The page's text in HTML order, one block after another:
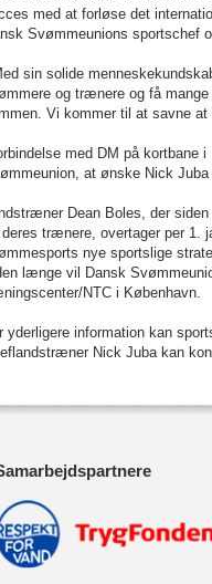
med at forløse det
Svømmeunions sportschef
sin solide
og trænere og få
Vi kommer til at savne
med DM på
at ønske Nick
Dean Boles, der
trænere, overtager per 1.
nye sportslige
længe vil Dansk
NTC i København.
yderligere information kan
Nick Juba kan